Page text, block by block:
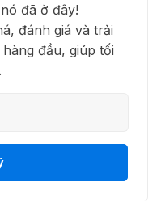
ChatGPT
tháng
Supergrok
lý lập trình
đã ở đây!
đánh giá và trải
đầu, giúp tối